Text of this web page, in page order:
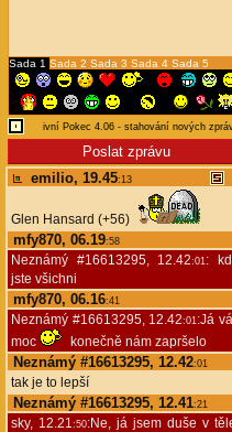
Sada 1 Sada 2 Sada 3 Sada 4 Sada 5
emilio, 19.45:13
Glen Hansard (+56)
mfy870, 06.19:58
Neznámý #16613295, 12.42:01:
jste všichni
mfy870, 06.16:41
Neznámý #16613295, 12.42:01:Já
moc
konečně nám zapršelo
Neznámý #16613295, 12.42:01
tak je to lepší
Neznámý #16613295, 12.41:21
sky, 12.21:50:Ne, já jsem duše v